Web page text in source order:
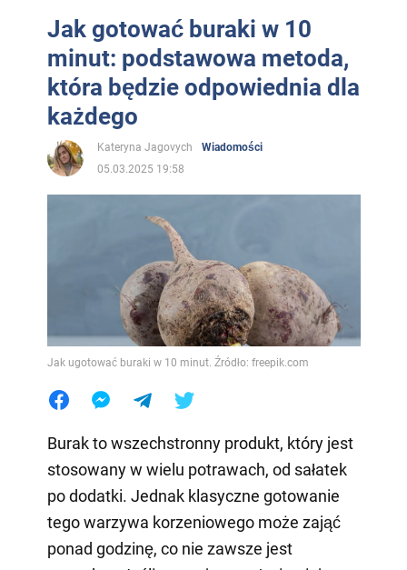
Jak gotować buraki w 10
minut: podstawowa metoda,
która będzie odpowiednia dla
każdego
Kateryna Jagovych
Wiadomości
05.03.2025 19:58
Jak ugotować buraki w 10 minut. Źródło: freepik.com
Burak to wszechstronny produkt, który jest
stosowany w wielu potrawach, od sałatek
po dodatki. Jednak klasyczne gotowanie
tego warzywa korzeniowego może zająć
ponad godzinę, co nie zawsze jest